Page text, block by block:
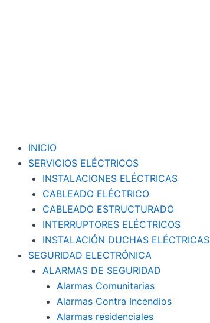
INICIO
SERVICIOS ELÉCTRICOS
INSTALACIONES ELÉCTRICAS
CABLEADO ELÉCTRICO
CABLEADO ESTRUCTURADO
INTERRUPTORES ELÉCTRICOS
INSTALACIÓN DUCHAS ELÉCTRICAS
SEGURIDAD ELECTRÓNICA
ALARMAS DE SEGURIDAD
Alarmas Comunitarias
Alarmas Contra Incendios
Alarmas residenciales